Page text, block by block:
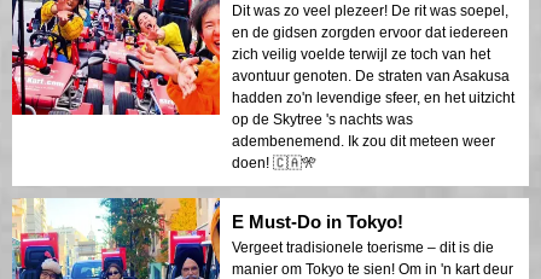
Dit was zo veel plezeer! De rit was soepel,
en de gidsen zorgden ervoor dat iedereen
zich veilig voelde terwijl ze toch van het
avontuur genoten. De straten van Asakusa
hadden zo'n levendige sfeer, en het uitzicht
op de Skytree 's nachts was
adembenemend. Ik zou dit meteen weer
doen! 🇨🇦🎌
E Must-Do in Tokyo!
Vergeet tradisionele toerisme – dit is die
manier om Tokyo te sien! Om in 'n kart deur